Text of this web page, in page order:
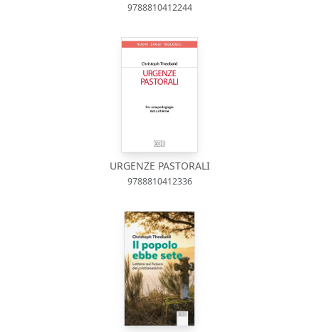
9788810412244
URGENZE PASTORALI
9788810412336